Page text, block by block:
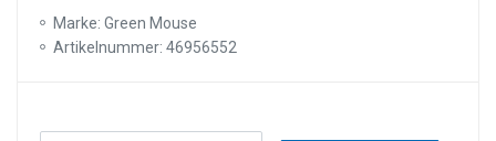
Marke: Green Mouse
Artikelnummer: 46956552